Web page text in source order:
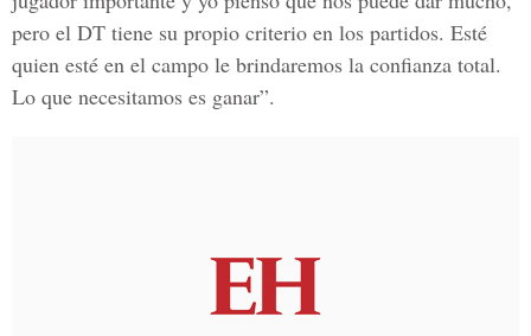
pero el DT tiene su propio criterio en los partidos. Esté
quien esté en el campo le brindaremos la confianza total.
Lo que necesitamos es ganar”.